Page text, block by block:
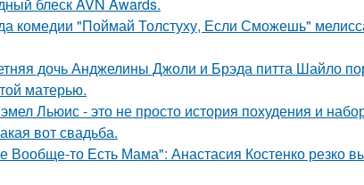
комедии "Поймай Толстуху, Если Сможешь"
дочь Анджелины Джоли и Брэда питта Шайло
матерью.
Льюис - это не просто история похудения и
вот свадьба.
Вообще-то Есть Мама": Анастасия Костенко резко